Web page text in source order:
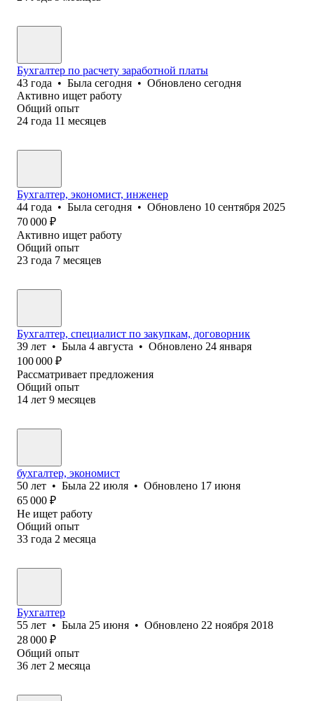
Бухгалтер по расчету заработной платы
43 года • Была сегодня • Обновлено сегодня
Активно ищет работу
Общий опыт
24 года 11 месяцев
Бухгалтер, экономист, инженер
44 года • Была сегодня • Обновлено 10 сентября 2025
70 000 ₽
Активно ищет работу
Общий опыт
23 года 7 месяцев
Бухгалтер, специалист по закупкам, договорник
39 лет • Была 4 августа • Обновлено 24 января
100 000 ₽
Рассматривает предложения
Общий опыт
14 лет 9 месяцев
бухгалтер, экономист
50 лет • Была 22 июля • Обновлено 17 июня
65 000 ₽
Не ищет работу
Общий опыт
33 года 2 месяца
Бухгалтер
55 лет • Была 25 июня • Обновлено 22 ноября 2018
28 000 ₽
Общий опыт
36 лет 2 месяца